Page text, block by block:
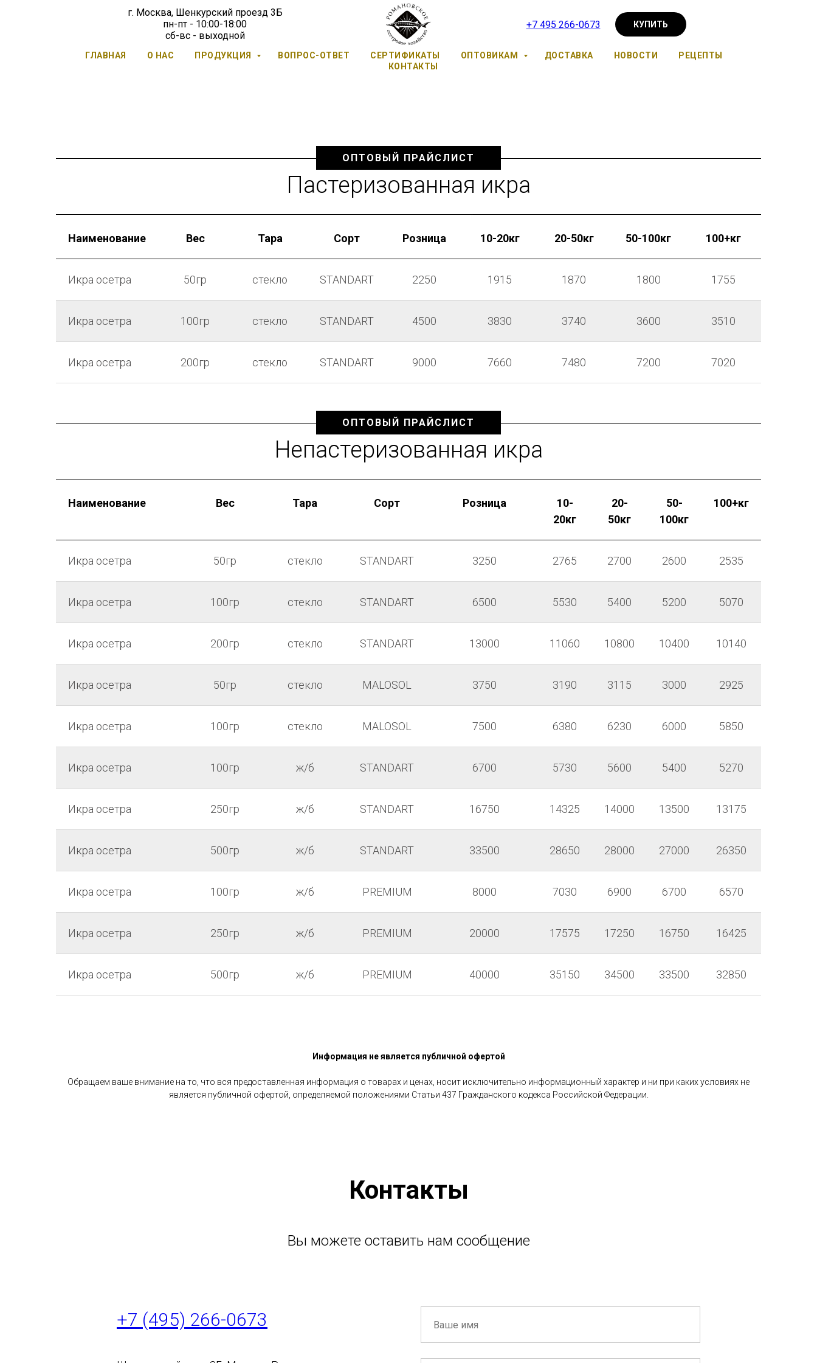
г. Москва, Шенкурский проезд 3Б
пн-пт - 10:00-18:00
сб-вс - выходной
+7 495 266-0673 КУПИТЬ
ГЛАВНАЯ О НАС ПРОДУКЦИЯ ВОПРОС-ОТВЕТ СЕРТИФИКАТЫ ОПТОВИКАМ ДОСТАВКА НОВОСТИ
РЕЦЕПТЫ
КОНТАКТЫ
ОПТОВЫЙ ПРАЙСЛИСТ
Пастеризованная икра
Наименование Вес Тара Сорт Розница 10-20кг 20-50кг 50-100кг 100+кг
Икра осетра 50гр стекло STANDART 2250 1915 1870 1800 1755
Икра осетра 100гр стекло STANDART 4500 3830 3740 3600 3510
Икра осетра 200гр стекло STANDART 9000 7660 7480 7200 7020
ОПТОВЫЙ ПРАЙСЛИСТ
Непастеризованная икра
Наименование Вес Тара Сорт Розница
10-
20кг
20-
50кг
50-
100кг
100+кг
Икра осетра 50гр стекло STANDART 3250 2765 2700 2600 2535
Икра осетра 100гр стекло STANDART 6500 5530 5400 5200 5070
Икра осетра 200гр стекло STANDART 13000 11060 10800 10400 10140
Икра осетра 50гр стекло MALOSOL 3750 3190 3115 3000 2925
Икра осетра 100гр стекло MALOSOL 7500 6380 6230 6000 5850
Икра осетра 100гр ж/б STANDART 6700 5730 5600 5400 5270
Икра осетра 250гр ж/б STANDART 16750 14325 14000 13500 13175
Икра осетра 500гр ж/б STANDART 33500 28650 28000 27000 26350
Икра осетра 100гр ж/б PREMIUM 8000 7030 6900 6700 6570
Икра осетра 250гр ж/б PREMIUM 20000 17575 17250 16750 16425
Икра осетра 500гр ж/б PREMIUM 40000 35150 34500 33500 32850
Информация не является публичной офертой
Обращаем ваше внимание на то, что вся предоставленная информация о товарах и ценах, носит исключительно информационный характер и ни при каких условиях не
является публичной офертой, определяемой положениями Статьи 437 Гражданского кодекса Российской Федерации.
Контакты
Вы можете оставить нам сообщение
+7 (495) 266-0673